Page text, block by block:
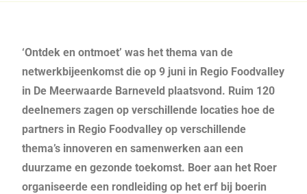
‘Ontdek en ontmoet’ was het thema van de
netwerkbijeenkomst die op 9 juni in Regio Foodvalley
in De Meerwaarde Barneveld plaatsvond. Ruim 120
deelnemers zagen op verschillende locaties hoe de
partners in Regio Foodvalley op verschillende
thema’s innoveren en samenwerken aan een
duurzame en gezonde toekomst. Boer aan het Roer
organiseerde een rondleiding op het erf bij boerin